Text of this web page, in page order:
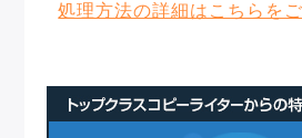
処理方法の詳細はこちらを